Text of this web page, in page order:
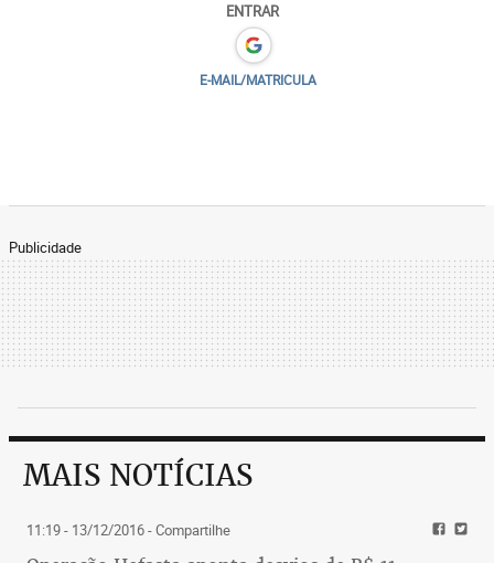
ENTRAR
E-MAIL/MATRICULA
Publicidade
MAIS NOTÍCIAS
11:19 - 13/12/2016- Compartilhe